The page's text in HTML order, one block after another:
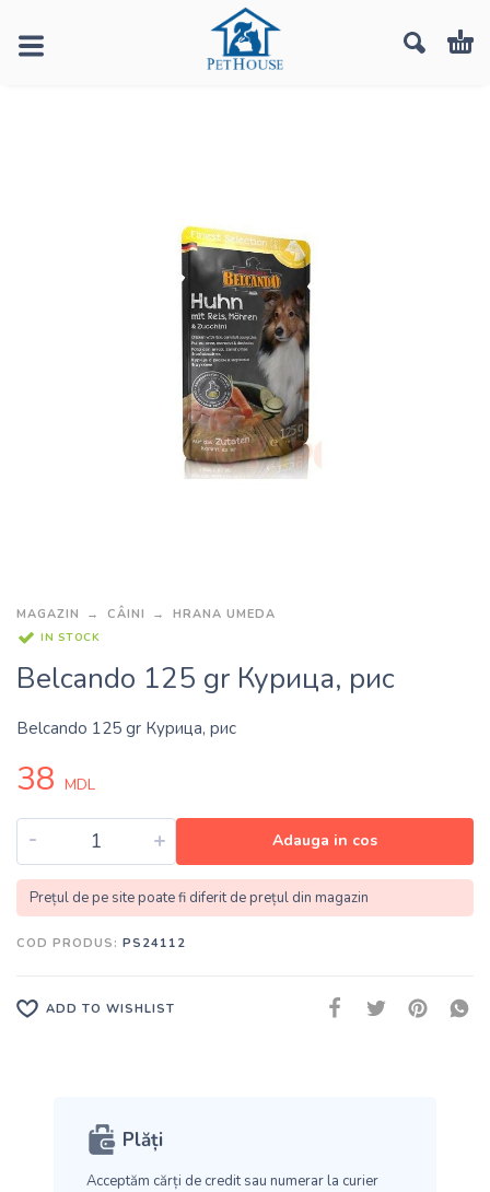
MAGAZIN CÂINI HRANA UMEDA
IN STOCK
Belcando 125 gr Курица, рис
Belcando 125 gr Курица, рис
38 MDL
- + Adauga in cos
Prețul de pe site poate fi diferit de prețul din magazin
COD PRODUS: PS24112
ADD TO WISHLIST
Plăți
Acceptăm cărți de creditsau numerar la curier